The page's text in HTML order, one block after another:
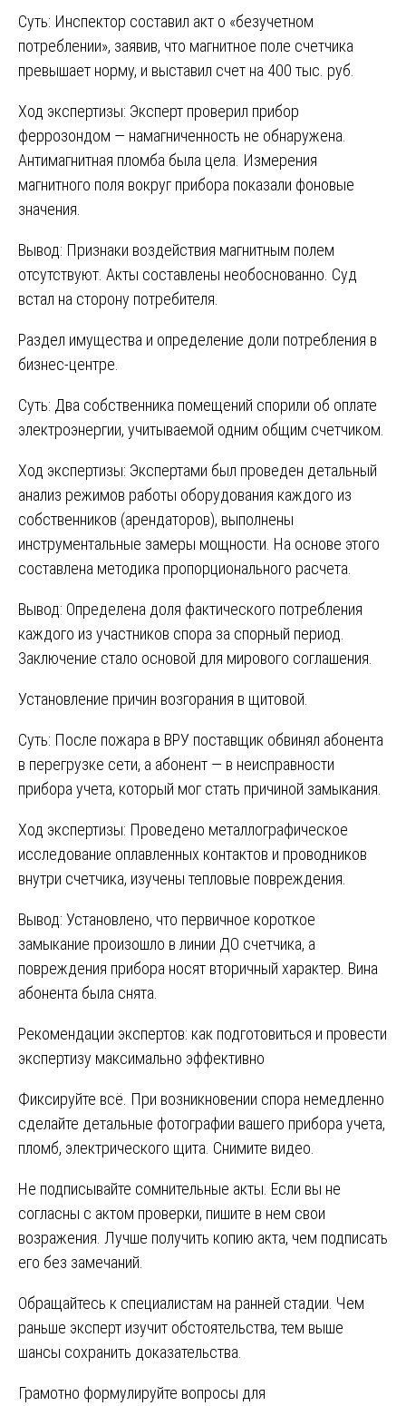
Суть: Инспектор составил акт о «безучетном
потреблении», заявив, что магнитное поле счетчика
превышает норму, и выставил счет на 400 тыс. руб.
Ход экспертизы: Эксперт проверил прибор
феррозондом — намагниченность не обнаружена.
Антимагнитная пломба была цела. Измерения
магнитного поля вокруг прибора показали фоновые
значения.
Вывод: Признаки воздействия магнитным полем
отсутствуют. Акты составлены необоснованно. Суд
встал на сторону потребителя.
Раздел имущества и определение доли потребления в
бизнес-центре.
Суть: Два собственника помещений спорили об оплате
электроэнергии, учитываемой одним общим счетчиком.
Ход экспертизы: Экспертами был проведен детальный
анализ режимов работы оборудования каждого из
собственников (арендаторов), выполнены
инструментальные замеры мощности. На основе этого
составлена методика пропорционального расчета.
Вывод: Определена доля фактического потребления
каждого из участников спора за спорный период.
Заключение стало основой для мирового соглашения.
Установление причин возгорания в щитовой.
Суть: После пожара в ВРУ поставщик обвинял абонента
в перегрузке сети, а абонент — в неисправности
прибора учета, который мог стать причиной замыкания.
Ход экспертизы: Проведено металлографическое
исследование оплавленных контактов и проводников
внутри счетчика, изучены тепловые повреждения.
Вывод: Установлено, что первичное короткое
замыкание произошло в линии ДО счетчика, а
повреждения прибора носят вторичный характер. Вина
абонента была снята.
Рекомендации экспертов: как подготовиться и провести
экспертизу максимально эффективно
Фиксируйте всё. При возникновении спора немедленно
сделайте детальные фотографии вашего прибора учета,
пломб, электрического щита. Снимите видео.
Не подписывайте сомнительные акты. Если вы не
согласны с актом проверки, пишите в нем свои
возражения. Лучше получить копию акта, чем подписать
его без замечаний.
Обращайтесь к специалистам на ранней стадии. Чем
раньше эксперт изучит обстоятельства, тем выше
шансы сохранить доказательства.
Грамотно формулируйте вопросы для